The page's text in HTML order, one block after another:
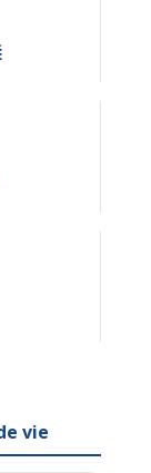
vie